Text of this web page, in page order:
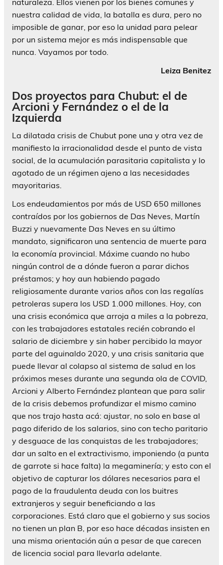
nuestra calidad de vida, la batalla es dura, pero no
imposible de ganar, por eso la unidad para pelear
por un sistema mejor es más indispensable que
nunca. Vayamos por todo.
Leiza Benitez
Dos proyectos para Chubut: el de
Arcioni y Fernández o el de la
Izquierda
La dilatada crisis de Chubut pone una y otra vez de
manifiesto la irracionalidad desde el punto de vista
social, de la acumulación parasitaria capitalista y lo
agotado de un régimen ajeno a las necesidades
mayoritarias.
Los endeudamientos por más de USD 650 millones
contraídos por los gobiernos de Das Neves, Martín
Buzzi y nuevamente Das Neves en su último
mandato, significaron una sentencia de muerte para
la economía provincial. Máxime cuando no hubo
ningún control de a dónde fueron a parar dichos
préstamos; y hoy aun habiendo pagado
religiosamente durante varios años con las regalías
petroleras supera los USD 1.000 millones. Hoy, con
una crisis económica que arroja a miles a la pobreza,
con les trabajadores estatales recién cobrando el
salario de diciembre y sin haber percibido la mayor
parte del aguinaldo 2020, y una crisis sanitaria que
puede llevar al colapso al sistema de salud en los
próximos meses durante una segunda ola de COVID,
Arcioni y Alberto Fernández plantean que para salir
de la crisis debemos profundizar el mismo camino
que nos trajo hasta acá: ajustar, no solo en base al
pago diferido de los salarios, sino con techo paritario
y desguace de las conquistas de les trabajadores;
dar un salto en el extractivismo, imponiendo (a punta
de garrote si hace falta) la megaminería; y esto con el
objetivo de capturar los dólares necesarios para el
pago de la fraudulenta deuda con los buitres
extranjeros y seguir beneficiando a las
corporaciones. Está claro que el gobierno y sus socios
no tienen un plan B, por eso hace décadas insisten en
una misma orientación aún a pesar de que carecen
de licencia social para llevarla adelante.